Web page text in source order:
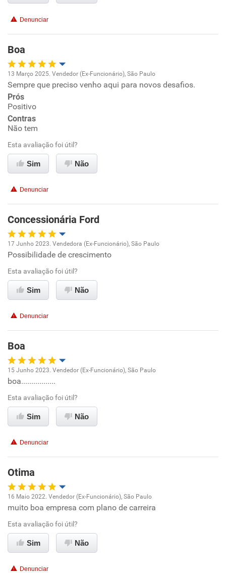
Benefícios
Recomenda esta empresa
Recomenda a diretoria
Denunciar
Boa
Oportunidade de promoção
Ambiente de trabalho
Benefícios
Recomenda esta empresa
Recomenda a diretoria
13 Março 2025. Vendedor (Ex-Funcionário), São Paulo
Sempre que preciso venho aqui para novos desafios.
Prós
Positivo
Contras
Não tem
Esta avaliação foi útil?
Sim Não
Denunciar
Concessionária Ford
Oportunidade de promoção
Ambiente de trabalho
Benefícios
Recomenda esta empresa
17 Junho 2023. Vendedora (Ex-Funcionário), São Paulo
Possibilidade de crescimento
Esta avaliação foi útil?
Sim Não
Denunciar
Boa
Oportunidade de promoção
Ambiente de trabalho
Benefícios
Recomenda esta empresa
15 Junho 2023. Vendedor (Ex-Funcionário), São Paulo
boa.................
Esta avaliação foi útil?
Sim Não
Denunciar
Otima
Oportunidade de promoção
Ambiente de trabalho
16 Maio 2022. Vendedor (Ex-Funcionário), São Paulo
muito boa empresa com plano de carreira
Esta avaliação foi útil?
Sim Não
Denunciar